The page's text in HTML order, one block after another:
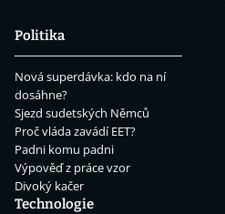
Politika
Nová superdávka: kdo na ní
dosáhne?
Sjezd sudetských Němců
Proč vláda zavádí EET?
Padni komu padni
Výpověď z práce vzor
Divoký kačer
Technologie